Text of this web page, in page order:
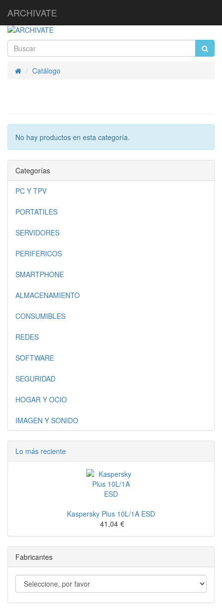
ARCHIVATE
InicioCatálogo
No hay productos en esta categoría.
Categorías
PC Y TPV
PORTATILES
SERVIDORES
PERIFERICOS
SMARTPHONE
ALMACENAMIENTO
CONSUMIBLES
REDES
SOFTWARE
SEGURIDAD
HOGAR Y OCIO
IMAGEN Y SONIDO
Lo más reciente
Kaspersky Plus 10L/1A ESD
41,04 €
Fabricantes